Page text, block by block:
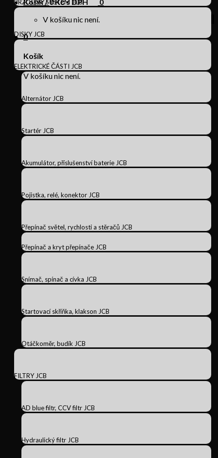
V košíku nic není.
0
Košík
V košíku nic není.
BRZDOVÝ SYSTÉM JCB
DISKY JCB
ELEKTRICKÉ ČÁSTI JCB
Alternátor JCB
Startér JCB
Akumulátor, příslušenství baterie JCB
Pojistka, relé, konektor JCB
Přepínač světel, rychlosti a stěračů JCB
Přepínač a kryt přepínače JCB
Snímač, spínač a cívka JCB
Startovací skříňka, klakson JCB
Otáčkoměr, budík JCB
FILTRY JCB
AD blue filtr, CCV filtr JCB
Hydraulický filtr JCB